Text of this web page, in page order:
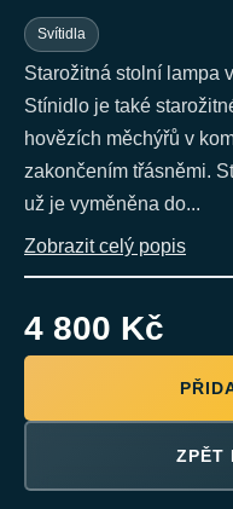
Svítidla
Starožitná stolní lampa
Stínidlo je také
hovězích měchýřů v
zakončením třásněmi.
už je vyměněna do...
Zobrazit celý popis
4 800 Kč
ZPĚT